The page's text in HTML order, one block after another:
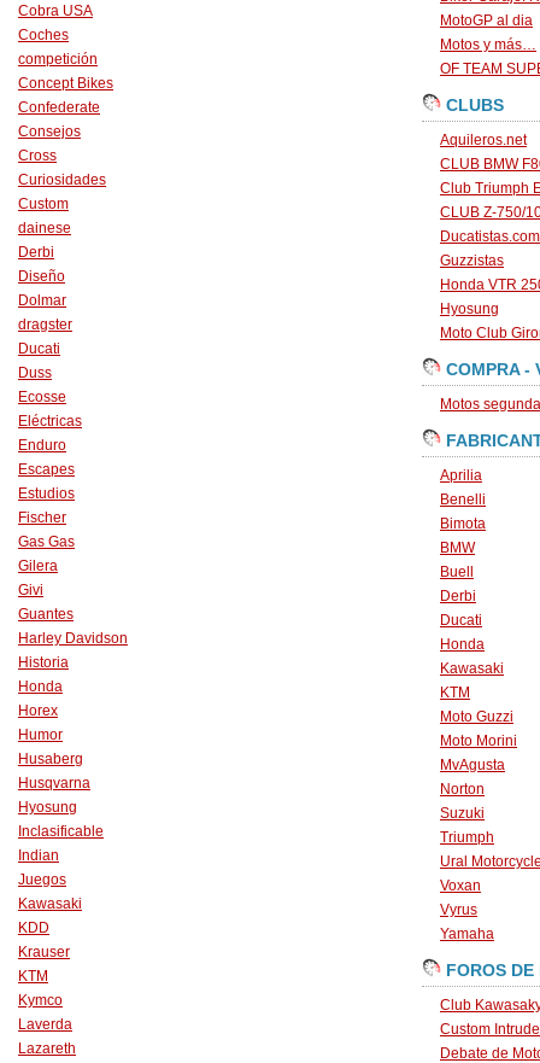
Cobra USA
Coches
competición
Concept Bikes
Confederate
Consejos
Cross
Curiosidades
Custom
dainese
Derbi
Diseño
Dolmar
dragster
Ducati
Duss
Ecosse
Eléctricas
Enduro
Escapes
Estudios
Fischer
Gas Gas
Gilera
Givi
Guantes
Harley Davidson
Historia
Honda
Horex
Humor
Husaberg
Husqvarna
Hyosung
Inclasificable
Indian
Juegos
Kawasaki
KDD
Krauser
KTM
Kymco
Laverda
Lazareth
MotoGP al dia
Motos y más…
OF TEAM
CLUBS
Aquileros.net
CLUB BMW
Club Triumph
CLUB Z-750/
Ducatistas.com
Guzzistas
Honda VTR
Hyosung
Moto Club
COMPRA -
Motos
Aprilia
Benelli
Bimota
BMW
Buell
Derbi
Ducati
Honda
Kawasaki
KTM
Moto Guzzi
Moto Morini
MvAgusta
Norton
Suzuki
Triumph
Ural
Voxan
Vyrus
Yamaha
FOROS DE
Club
Custom
Debate de